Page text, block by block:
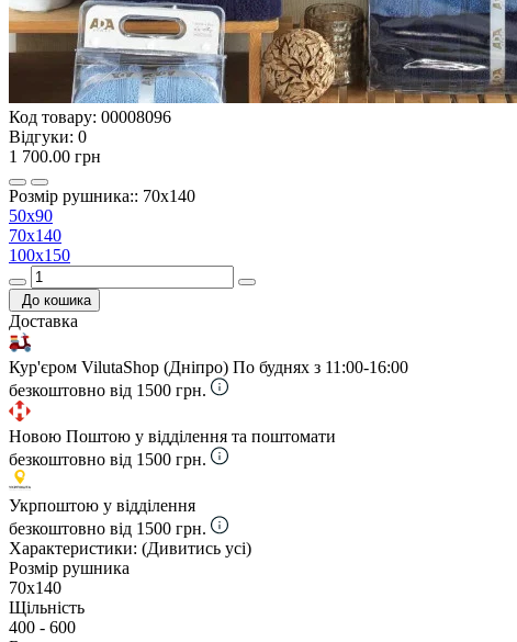
Код товару: 00008096
Відгуки: 0
1 700.00 грн
Розмір рушника:: 70х140
50х90
70х140
100х150
До кошика
Доставка
Кур'єром VilutaShop (Дніпро) По буднях з 11:00-16:00
безкоштовно від 1500 грн.
Новою Поштою у відділення та поштомати
безкоштовно від 1500 грн.
Укрпоштою у відділення
безкоштовно від 1500 грн.
Характеристики: (Дивитись усі)
Розмір рушника
70х140
Щільність
400 - 600